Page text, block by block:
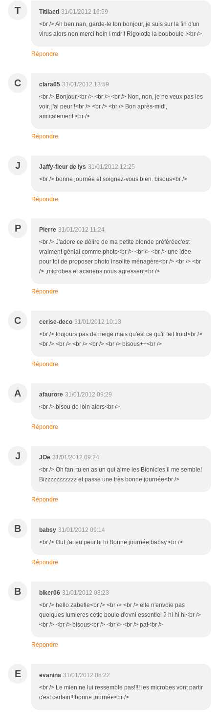
T Titilaeti 31/01/2012 16:59
<br /> Ah ben nan, garde-le ton bonjour, je suis sur la fin d'un
virus alors non merci hein ! mdr ! Rigolotte la bouboule !<br />
Répondre
C clara65 31/01/2012 13:59
<br /> Bonjour,<br /> <br /> <br /> Non, non, je ne veux pas les
voir, j'ai peur !<br /> <br /> <br /> Bon après-midi,
amicalement.<br />
Répondre
J Jaffy-fleur de lys 31/01/2012 12:25
<br /> bonne journée et soignez-vous bien. bisous<br />
Répondre
P Pierre 31/01/2012 11:24
<br /> J'adore ce délire de ma petite blonde préféréec'est
vraiment génial comme photo<br /> <br /> <br /> une idée
pour toi de proposer photo insolite ménagère<br /> <br /> <br
/> ,microbes et acariens nous agressent<br />
Répondre
C cerise-deco 31/01/2012 10:13
<br /> toujours pas de neige mais qu'est ce qu'il fait froid<br />
<br /> <br /> <br /> <br /> <br /> bisous++<br />
Répondre
A afaurore 31/01/2012 09:29
<br /> bisou de loin alors<br />
Répondre
J JOe 31/01/2012 09:24
<br /> Oh fan, tu en as un qui aime les Bionicles il me semble!
Bizzzzzzzzzzz et passe une très bonne journée<br />
Répondre
B babsy 31/01/2012 09:14
<br /> Ouf j'ai eu peur,hi hi.Bonne journée,babsy.<br />
Répondre
B biker06 31/01/2012 08:23
<br /> hello zabelle<br /> <br /> <br /> elle n'envoie pas
quelques lumieres cette boule d'ovni essentiel ? hi hi hi<br />
<br /> <br /> bisous<br /> <br /> <br /> pat<br />
Répondre
E evanina 31/01/2012 08:22
<br /> Le mien ne lui ressemble pas!!!! les microbes vont partir
c'est certain!!!bonne journée<br />